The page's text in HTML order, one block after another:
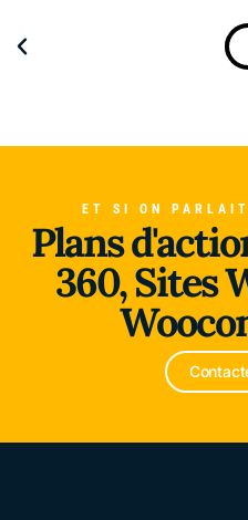
ET SI ON
Plans
360, Sites